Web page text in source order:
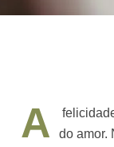
A
do amor.